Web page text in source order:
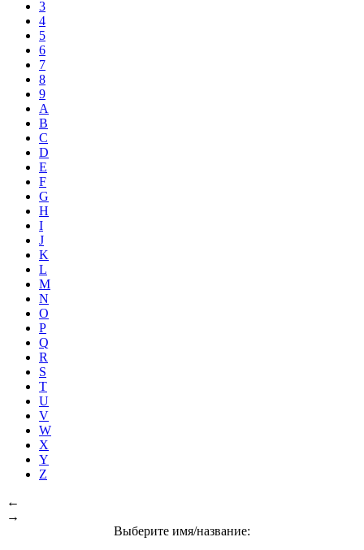
3
4
5
6
7
8
9
A
B
C
D
E
F
G
H
I
J
K
L
M
N
O
P
Q
R
S
T
U
V
W
X
Y
Z
←
→
Выберите имя/название: